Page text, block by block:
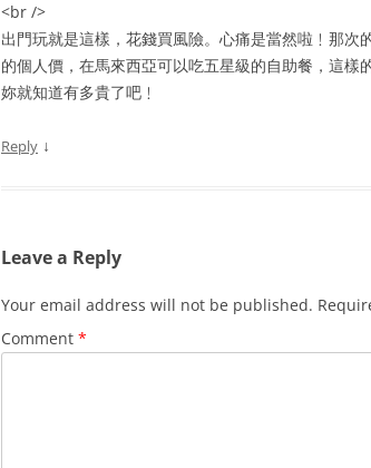
<br />
出門玩就是這樣，花錢買風險。心痛是當然啦﹗那次
的個人價，在馬來西亞可以吃五星級的自助餐，這樣
妳就知道有多貴了吧﹗
Reply ↓
Leave a Reply
Your email address will not be published.
Comment *